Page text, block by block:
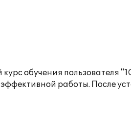
обучения пользователя
работы. После